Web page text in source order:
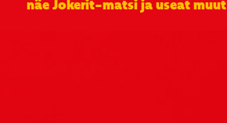
näe Jokerit-matsi ja useat muut